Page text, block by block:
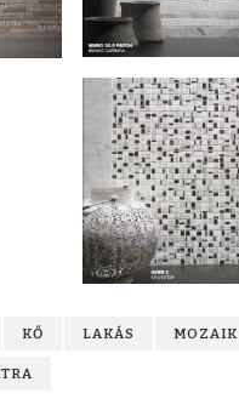
KŐ LAKÁS MOZAIK